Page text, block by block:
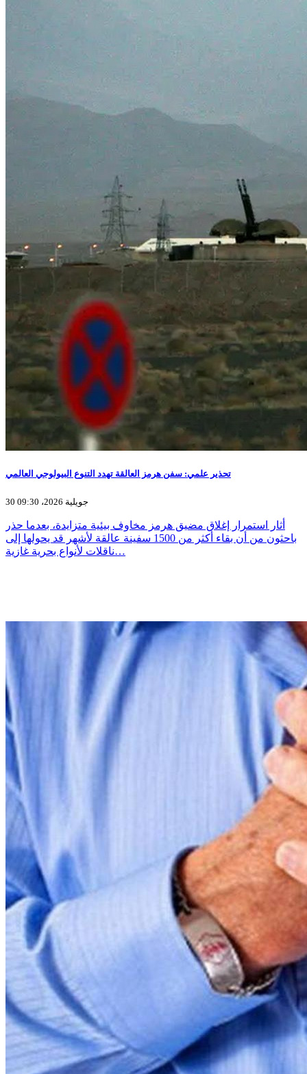
تحذير علمي: سفن هرمز العالقة تهدد التنوع البيولوجي العالمي
30 جويلية 2026، 09:30
أثار استمرار إغلاق مضيق هرمز مخاوف بيئية متزايدة، بعدما حذر
باحثون من أن بقاء أكثر من 1500 سفينة عالقة لأشهر قد يحولها إلى
ناقلات لأنواع بحرية غازية…